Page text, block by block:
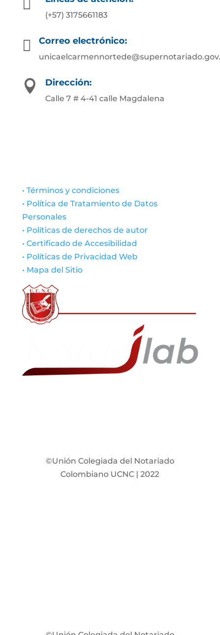
(+57) 3175661183
 Correo electrónico:
 Dirección:
Calle 7 # 4-41 calle Magdalena
• Términos y condiciones
• Política de Tratamiento de Datos
Personales
• Políticas de derechos de autor
• Certificado de Accesibilidad
• Políticas de Privacidad Web
• Mapa del Sitio
©Unión Colegiada del Notariado
Colombiano UCNC | 2022